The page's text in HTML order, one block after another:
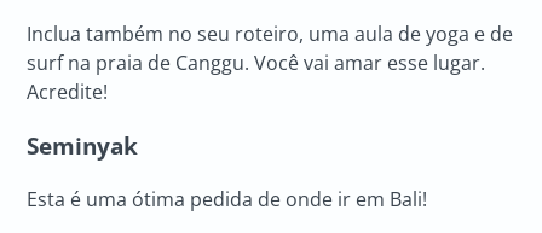
Inclua também no seu roteiro, uma aula de yoga e de
surf na praia de Canggu. Você vai amar esse lugar.
Acredite!
Seminyak
Esta é uma ótima pedida de onde ir em Bali!